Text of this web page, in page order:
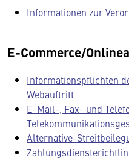
Informationen zur
E-Commerce/
Informationspflichten
Webauftritt
E-Mail-, Fax- und
Alternative-